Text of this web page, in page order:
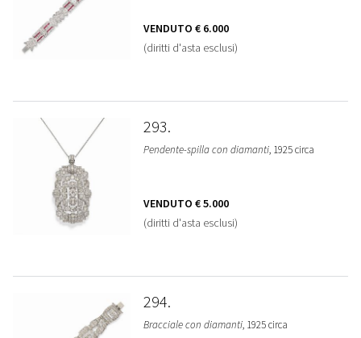
VENDUTO € 6.000
(diritti d'asta esclusi)
293
Pendente-spilla con diamanti, 1925 circa
VENDUTO € 5.000
(diritti d'asta esclusi)
294
Bracciale con diamanti, 1925 circa